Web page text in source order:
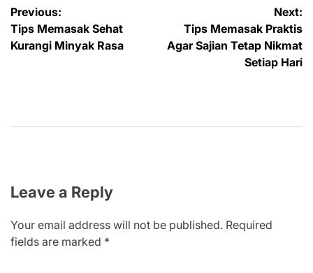
Post
navigation
Previous:
Tips Memasak Sehat
Kurangi Minyak Rasa
Next:
Tips Memasak Praktis
Agar Sajian Tetap Nikmat
Setiap Hari
Leave a Reply
Your email address will not be published. Required
fields are marked *